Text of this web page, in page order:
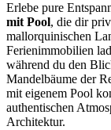
Erlebe pure
mit Pool, die dir
mallorquinischen
Ferienimmobilien
während du den
Mandelbäume der
mit eigenem Pool
authentischen
Architektur.